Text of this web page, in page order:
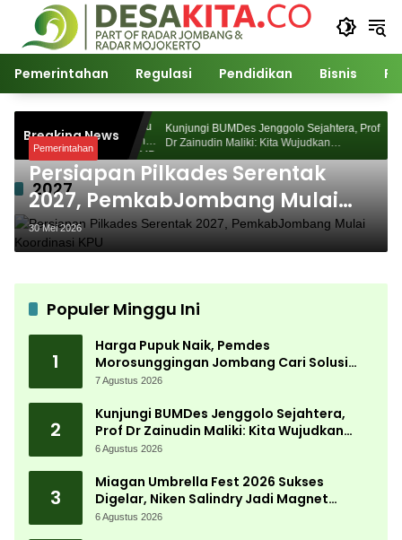
Langsung
konten
Pemerintahan Regulasi Pendidikan Bisnis
Breaking News
Akademik
Kunjungi BUMDes Jenggolo Sejahtera, Prof
Dr Zainudin Maliki: Kita Wujudkan
Kemandirian Ekonomi dengan Potensi Desa
2027
Pemerintahan
Persiapan Pilkades Serentak
2027, PemkabJombang Mulai
Koordinasi KPU
30 Mei 2026
Populer Minggu Ini
1
Harga Pupuk Naik, Pemdes
Morosunggingan Jombang Cari Solusi
Lewat Kajian Akademik
7 Agustus 2026
2
Kunjungi BUMDes Jenggolo Sejahtera,
Prof Dr Zainudin Maliki: Kita Wujudkan
Kemandirian Ekonomi dengan Potensi
6 Agustus 2026
3
Miagan Umbrella Fest 2026 Sukses
Digelar, Niken Salindry Jadi Magnet
Ribuan Pengunjung
6 Agustus 2026